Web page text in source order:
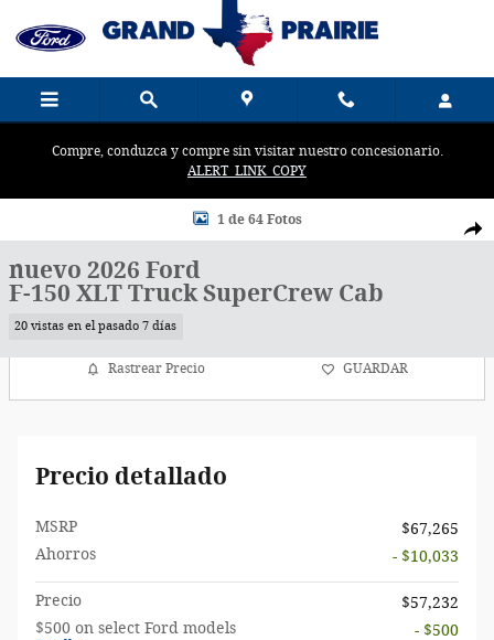
Compre, conduzca y compre sin visitar nuestro concesionario.
ALERT_LINK_COPY
New 2026 Ford Photo 1 of 64
1 de 64 Fotos
nuevo 2026 Ford
F-150 XLT Truck SuperCrew Cab
20 vistas en el pasado 7 días
Rastrear Precio GUARDAR
Precio detallado
MSRP
$67,265
Ahorros
- $10,033
Precio
$57,232
$500 on select Ford models
- $500